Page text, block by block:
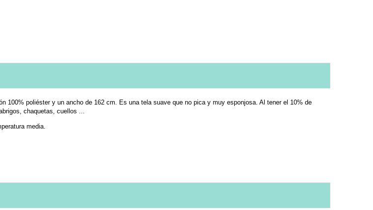
100% poliéster y un ancho de 162 cm. Es una tela suave que no pica y muy esponjosa. Al tener el 10% de
chaquetas, cuellos ...
media.